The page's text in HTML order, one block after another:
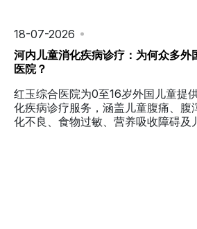
18-07-2026
河内儿童消化疾病诊疗：为何众多外
医院？
红玉综合医院为0至16岁外国儿童提
化疾病诊疗服务，涵盖儿童腹痛、腹
化不良、食物过敏、营养吸收障碍及